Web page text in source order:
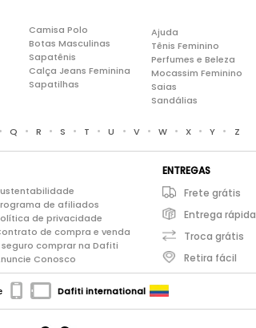
Camisa Polo
Botas Masculinas
Sapatênis
Calça Jeans Feminina
Sapatilhas
Ajuda
Tênis Feminino
Perfumes e Beleza
Mocassim Feminino
Saias
Sandálias
• Q • R • S • T • U • V • W • X • Y • Z
de afiliados
de privacidade
de compra e venda
seguro comprar na Dafiti
Conosco
ENTREGAS
Frete grátis
Entrega rápida
Troca grátis
Retira fácil
Dafiti international